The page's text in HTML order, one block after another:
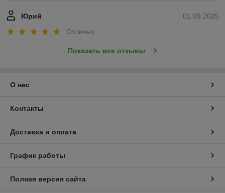
01.09.2025
Юрий
Отлично
Показать все отзывы
О нас
Контакты
Доставка и оплата
График работы
Полная версия сайта